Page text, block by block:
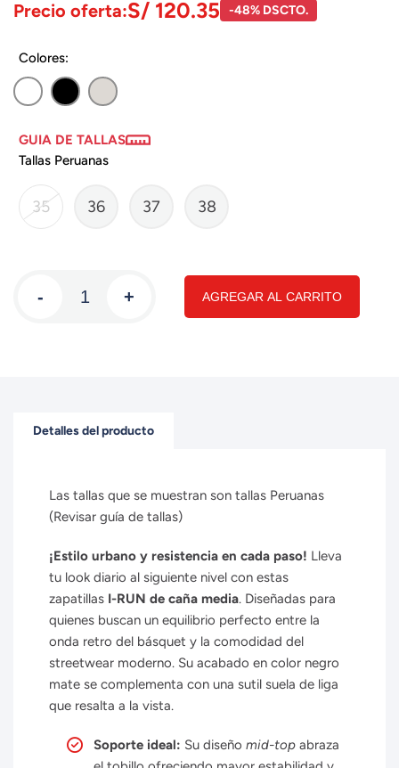
Precio oferta:S/ 120.35 -48% DSCTO.
Colores:
GUIA DE TALLAS
Tallas Peruanas
35 36 37 38
- + AGREGAR AL CARRITO
Detalles del producto
Las tallas que se muestran son tallas Peruanas
(Revisar guía de tallas)
¡Estilo urbano y resistencia en cada paso! Lleva
tu look diario al siguiente nivel con estas
zapatillas I-RUN de caña media. Diseñadas para
quienes buscan un equilibrio perfecto entre la
onda retro del básquet y la comodidad del
streetwear moderno. Su acabado en color negro
mate se complementa con una sutil suela de liga
que resalta a la vista.
Soporte ideal: Su diseño mid-top abraza